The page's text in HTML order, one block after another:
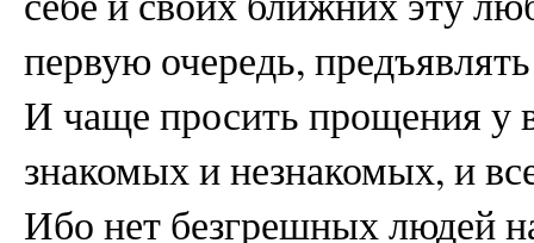
первую очередь,
И чаще просить прощения у
знакомых и незнакомых, и
Ибо нет безгрешных людей